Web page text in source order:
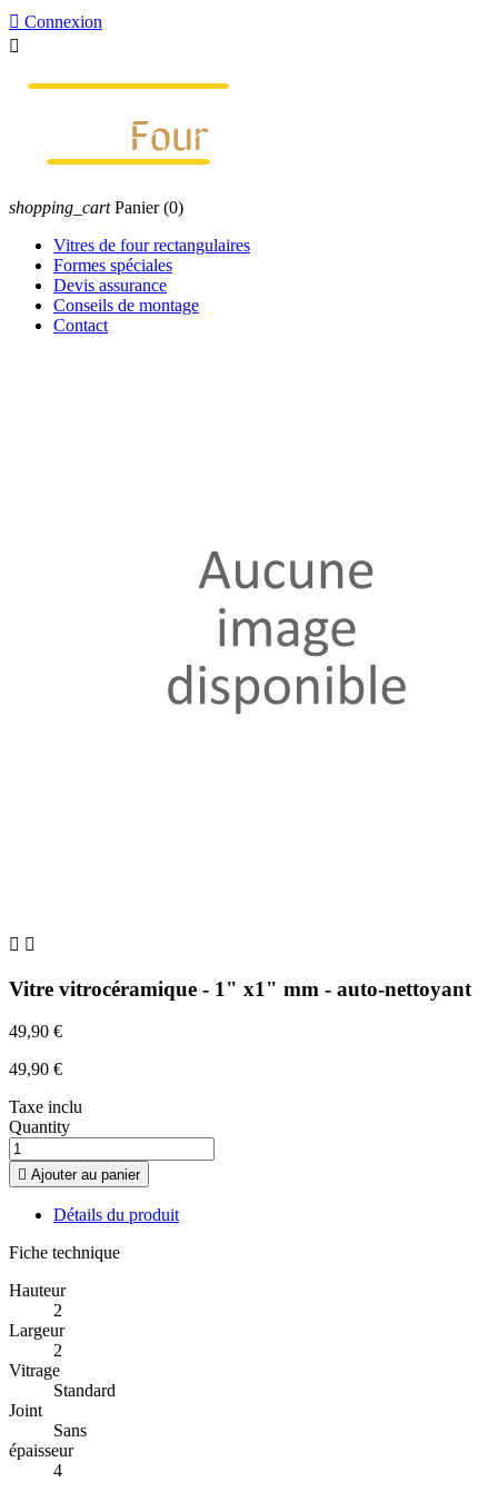
 Connexion

shopping_cart Panier (0)
Vitres de four rectangulaires
Formes spéciales
Devis assurance
Conseils de montage
Contact
 
Vitre vitrocéramique - 1" x1" mm - auto-nettoyant
49,90 €
49,90 €
Taxe inclu
Quantity
 Ajouter au panier
Détails du produit
Fiche technique
Hauteur
2
Largeur
2
Vitrage
Standard
Joint
Sans
épaisseur
4